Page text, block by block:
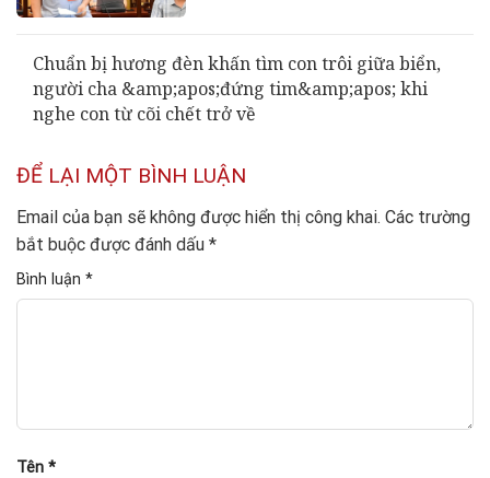
Chuẩn bị hương đèn khấn tìm con trôi giữa biển,
người cha &amp;apos;đứng tim&amp;apos; khi
nghe con từ cõi chết trở về
ĐỂ LẠI MỘT BÌNH LUẬN
Email của bạn sẽ không được hiển thị công khai. Các trường
bắt buộc được đánh dấu *
Bình luận *
Tên *